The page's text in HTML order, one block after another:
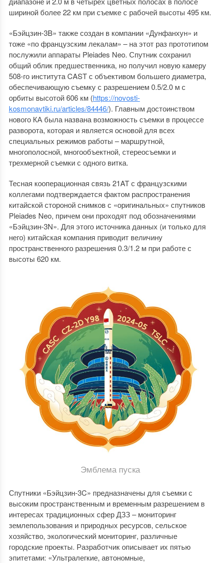
шириной более 22 км при съемке с рабочей высоты 495 км.
«Бэйцзин-3B» также создан в компании «Дунфанхун» и
тоже «по французским лекалам» – на этот раз прототипом
послужили аппараты Pleiades Neo. Спутник сохранил
общий облик предшественника, но получил новую камеру
508-го института CAST с объективом большего диаметра,
обеспечивающую съемку с разрешением 0.5/2.0 м с
орбиты высотой 606 км (https://novosti-
kosmonavtiki.ru/articles/84446/). Главным достоинством
нового КА была названа возможность съемки в процессе
разворота, которая и является основой для всех
специальных режимов работы – маршрутной,
многополосной, многообъектной, стереосъемки и
трехмерной съемки с одного витка.
Тесная кооперационная связь 21AT с французскими
коллегами подтверждается фактом распространения
китайской стороной снимков с «оригинальных» спутников
Pleiades Neo, причем они проходят под обозначениями
«Бэйцзин-3N». Для этого источника данных (и только для
него) китайская компания приводит величину
пространственного разрешения 0.3/1.2 м при работе с
высоты 620 км.
Эмблема пуска
Спутники «Бэйцзин-3C» предназначены для съемки с
высоким пространственным и временным разрешением в
интересах традиционных сфер ДЗЗ – мониторинг
землепользования и природных ресурсов, сельское
хозяйство, экологический мониторинг, различные
городские проекты. Разработчик описывает их пятью
эпитетами: «Ультралегкие, автономные,